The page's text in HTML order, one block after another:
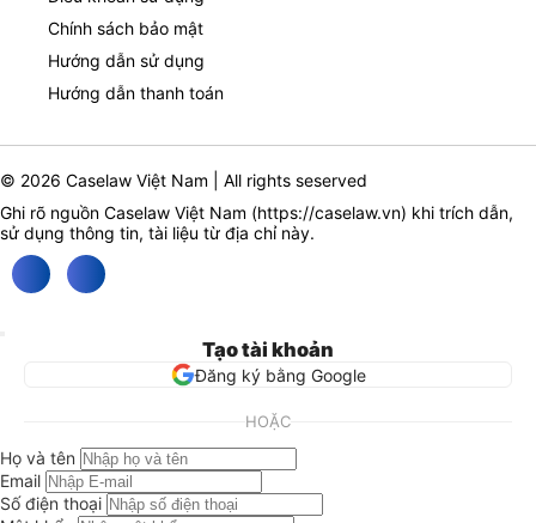
Chính sách bảo mật
Hướng dẫn sử dụng
Hướng dẫn thanh toán
© 2026 Caselaw Việt Nam | All rights seserved
Ghi rõ nguồn Caselaw Việt Nam (https://caselaw.vn) khi trích dẫn,
sử dụng thông tin, tài liệu từ địa chỉ này.
Tạo tài khoản
Đăng ký bằng Google
HOẶC
Họ và tên
Email
Số điện thoại